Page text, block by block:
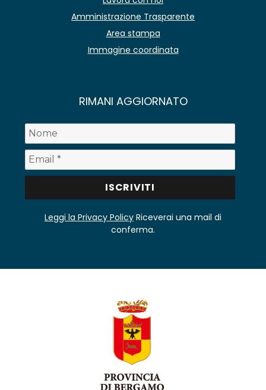
Amministrazione Trasparente
Area stampa
Immagine coordinata
RIMANI AGGIORNATO
Leggi la Privacy Policy Riceverai una mail di
conferma.